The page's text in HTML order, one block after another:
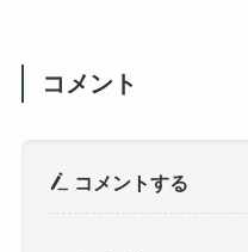
コメント
コメントする